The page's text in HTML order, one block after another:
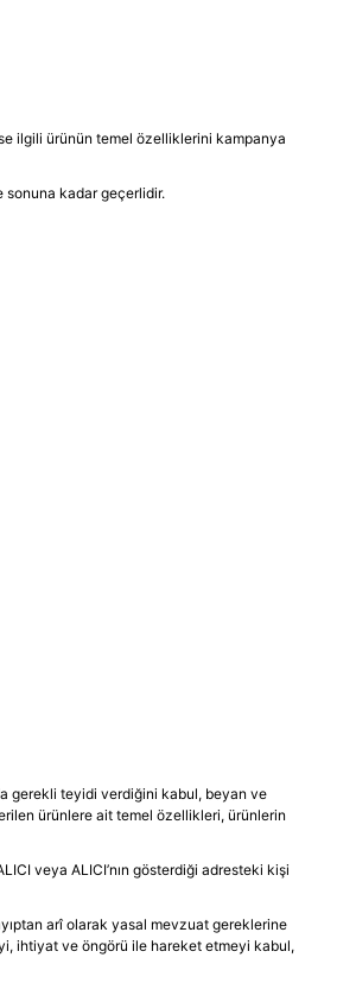
ilgili ürünün temel özelliklerini kampanya
sonuna kadar geçerlidir.
gerekli teyidi verdiğini kabul, beyan ve
ürünlere ait temel özellikleri, ürünlerin
veya ALICI’nın gösterdiği adresteki kişi
arî olarak yasal mevzuat gereklerine
ihtiyat ve öngörü ile hareket etmeyi kabul,